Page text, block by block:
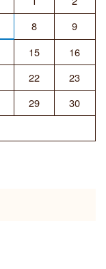
8
9
15
16
22
23
29
30